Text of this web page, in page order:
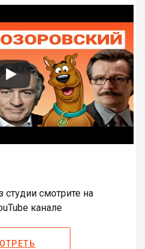
студии смотрите на
канале